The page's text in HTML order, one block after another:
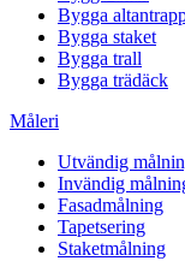
Bygga
Bygga staket
Bygga trall
Bygga trädäck
Måleri
Utvändig
Invändig
Fasadmålning
Tapetsering
Staketmålning